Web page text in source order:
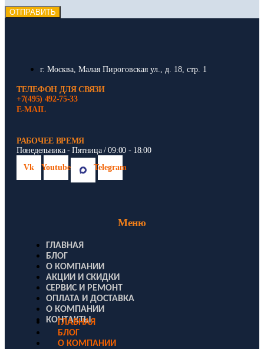
ОТПРАВИТЬ
г. Москва, Малая Пироговская ул., д. 18, стр. 1
ТЕЛЕФОН ДЛЯ СВЯЗИ
+7(495) 492-75-33
E-MAIL
РАБОЧЕЕ ВРЕМЯ
Понедельника - Пятница / 09:00 - 18:00
Vk
Youtube Telegram
Меню
ГЛАВНАЯ
БЛОГ
О КОМПАНИИ
АКЦИИ И СКИДКИ
СЕРВИС И РЕМОНТ
ОПЛАТА И ДОСТАВКА
О КОМПАНИИ
КОНТАКТЫ
ГЛАВНАЯ
БЛОГ
О КОМПАНИИ